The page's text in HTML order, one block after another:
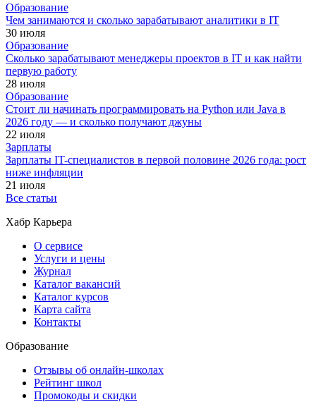
Образование
Чем занимаются и сколько зарабатывают аналитики в IT
30 июля
Образование
Сколько зарабатывают менеджеры проектов в IT и как найти
первую работу
28 июля
Образование
Стоит ли начинать программировать на Python или Java в
2026 году — и сколько получают джуны
22 июля
Зарплаты
Зарплаты IT-специалистов в первой половине 2026 года: рост
ниже инфляции
21 июля
Все статьи
Хабр Карьера
О сервисе
Услуги и цены
Журнал
Каталог вакансий
Каталог курсов
Карта сайта
Контакты
Образование
Отзывы об онлайн-школах
Рейтинг школ
Промокоды и скидки